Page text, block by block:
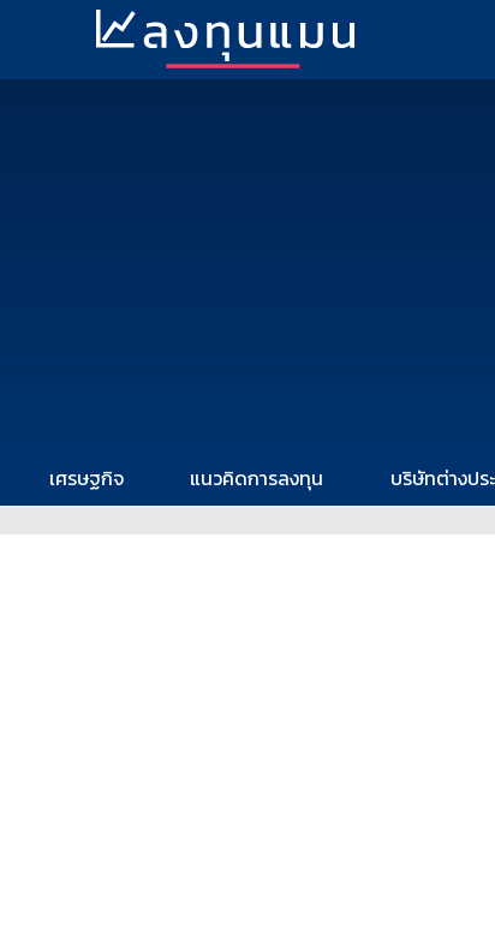
เศรษฐกิจ แนวคิดการลงทุน บริษัทต่างปร